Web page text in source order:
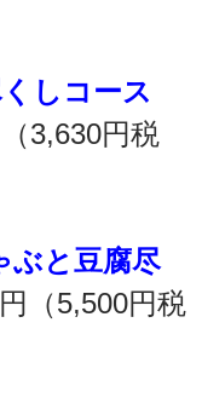
しコース
円税
と豆腐尽
（5,500円税